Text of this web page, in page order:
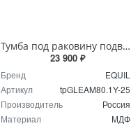
Тумба под раковину подвесная EQUIL Глеам 80.1Я/Gleam 80.1Y амарок/дуб вотан tpGLEAM80.1Y-25
23 900 ₽
Бренд
EQUIL
Артикул
tpGLEAM80.1Y-25
Производитель
Россия
Материал
МДФ